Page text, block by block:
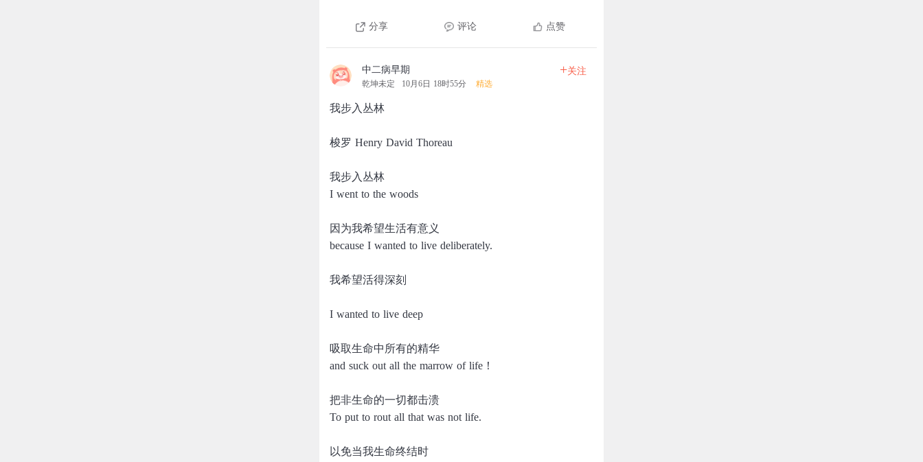
分享 评论 点赞
中二病早期
乾坤未定 10月6日 18时55分 精选
+关注
我步入丛林
梭罗 Henry David Thoreau
我步入丛林
I went to the woods
因为我希望生活有意义
because I wanted to live deliberately.
我希望活得深刻
I wanted to live deep
吸取生命中所有的精华
and suck out all the marrow of life！
把非生命的一切都击溃
To put to rout all that was not life.
以免当我生命终结时